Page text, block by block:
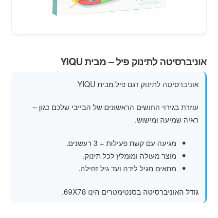
פופים
אוניברסיטה לתינוק פיל – מבית YIQU
אוניברסיטה לתינוק דגם פיל מבית YIQU
עוזרת בגירוי החושים הראשונים של הבייבי שלכם כגון –
ראיה שמיעה ומישוש.
מגיעה עם קשת פעילות + 3 רעשנים.
מוצר מעולה ומומלץ לכל תינוק.
מתאים מגיל לידה ועד גיל זחילה.
גודל האוניברסיטה בסנטימטרים הינו 69X78.